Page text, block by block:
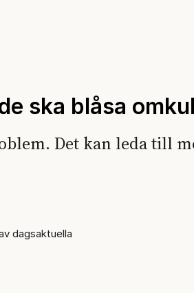
ska blåsa
Det kan leda till
dagsaktuella